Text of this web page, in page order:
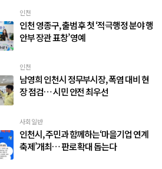
인천
인천 영종구, 출범 후 첫 ‘적극행정 분야 행
안부 장관 표창’ 영예
인천
남영희 인천시 정무부시장, 폭염 대비 현
장 점검… 시민 안전 최우선
사회일반
인천시, 주민과 함께하는‘마을기업 연계
축제’개최… 판로 확대 돕는다